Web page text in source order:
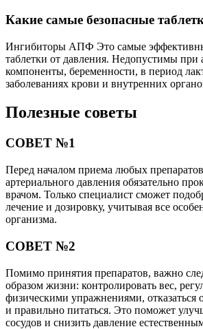
Какие самые безопасные
Ингибиторы АПФ Это самые
таблетки от давления. Недопустимы при
компоненты, беременности, в период
заболеваниях крови и внутренних
Полезные советы
СОВЕТ №1
Перед началом приема любых
артериального давления обязательно
врачом. Только специалист сможет
лечение и дозировку, учитывая все
организма.
СОВЕТ №2
Помимо принятия препаратов, важно
образом жизни: контролировать вес,
физическими упражнениями, отказаться
и правильно питаться. Это поможет
сосудов и снизить давление